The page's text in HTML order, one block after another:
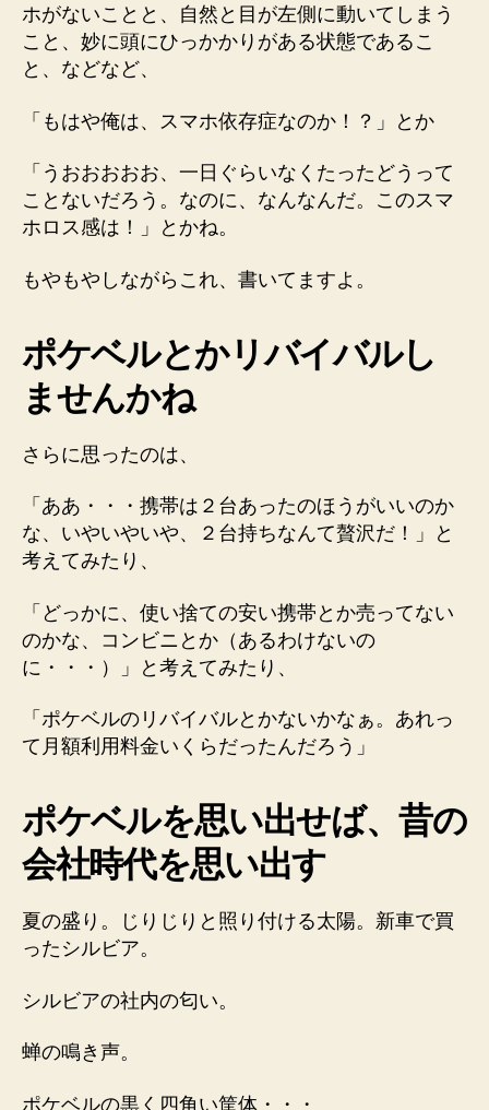
ホがないことと、自然と目が左側に動いてしまう
こと、妙に頭にひっかかりがある状態であるこ
と、などなど、
「もはや俺は、スマホ依存症なのか！？」とか
「うおおおおお、一日ぐらいなくたったどうって
ことないだろう。なのに、なんなんだ。このスマ
ホロス感は！」とかね。
もやもやしながらこれ、書いてますよ。
ポケベルとかリバイバルし
ませんかね
さらに思ったのは、
「ああ・・・携帯は２台あったのほうがいいのか
な、いやいやいや、２台持ちなんて贅沢だ！」と
考えてみたり、
「どっかに、使い捨ての安い携帯とか売ってない
のかな、コンビニとか（あるわけないの
に・・・）」と考えてみたり、
「ポケベルのリバイバルとかないかなぁ。あれっ
て月額利用料金いくらだったんだろう」
ポケベルを思い出せば、昔の
会社時代を思い出す
夏の盛り。じりじりと照り付ける太陽。新車で買
ったシルビア。
シルビアの社内の匂い。
蝉の鳴き声。
ポケベルの黒く四角い筐体・・・